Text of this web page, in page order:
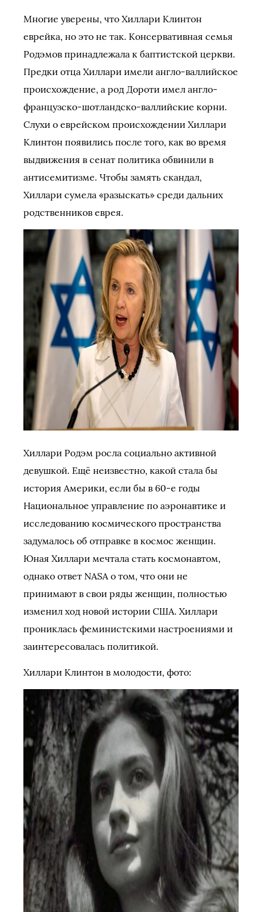
Многие уверены, что Хиллари Клинтон
еврейка, но это не так. Консервативная семья
Родэмов принадлежала к баптистской церкви.
Предки отца Хиллари имели англо-валлийское
происхождение, а род Дороти имел англо-
французско-шотландско-валлийские корни.
Слухи о еврейском происхождении Хиллари
Клинтон появились после того, как во время
выдвижения в сенат политика обвинили в
антисемитизме. Чтобы замять скандал,
Хиллари сумела «разыскать» среди дальних
родственников еврея.
Хиллари Родэм росла социально активной
девушкой. Ещё неизвестно, какой стала бы
история Америки, если бы в 60-е годы
Национальное управление по аэронавтике и
исследованию космического пространства
задумалось об отправке в космос женщин.
Юная Хиллари мечтала стать космонавтом,
однако ответ NASA о том, что они не
принимают в свои ряды женщин, полностью
изменил ход новой истории США. Хиллари
прониклась феминистскими настроениями и
заинтересовалась политикой.
Хиллари Клинтон в молодости, фото: